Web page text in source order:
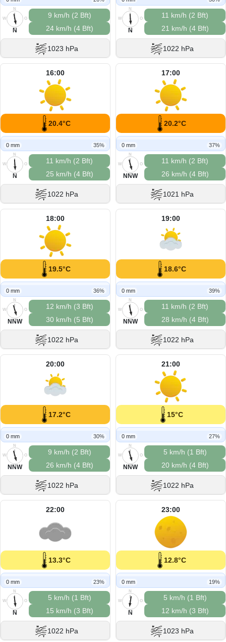
N
O
S
W
N
9 km/h (2 Bft)
24 km/h (4 Bft)
1023 hPa
N
O
S
W
N
11 km/h (2 Bft)
21 km/h (4 Bft)
1022 hPa
16:00
20.4°C
0 mm 35%
N
O
S
W
N
11 km/h (2 Bft)
25 km/h (4 Bft)
1022 hPa
17:00
20.2°C
0 mm 37%
N
O
S
W
NNW
11 km/h (2 Bft)
26 km/h (4 Bft)
1021 hPa
18:00
19.5°C
0 mm 36%
N
O
S
W
NNW
12 km/h (3 Bft)
30 km/h (5 Bft)
1022 hPa
19:00
18.6°C
0 mm 39%
N
O
S
W
NNW
11 km/h (2 Bft)
28 km/h (4 Bft)
1022 hPa
20:00
17.2°C
0 mm 30%
N
O
S
W
NNW
9 km/h (2 Bft)
26 km/h (4 Bft)
1022 hPa
21:00
15°C
0 mm 27%
N
O
S
W
NNW
5 km/h (1 Bft)
20 km/h (4 Bft)
1022 hPa
22:00
13.3°C
0 mm 23%
N
O
S
W
N
5 km/h (1 Bft)
15 km/h (3 Bft)
1022 hPa
23:00
12.8°C
0 mm 19%
N
O
S
W
N
5 km/h (1 Bft)
12 km/h (3 Bft)
1023 hPa